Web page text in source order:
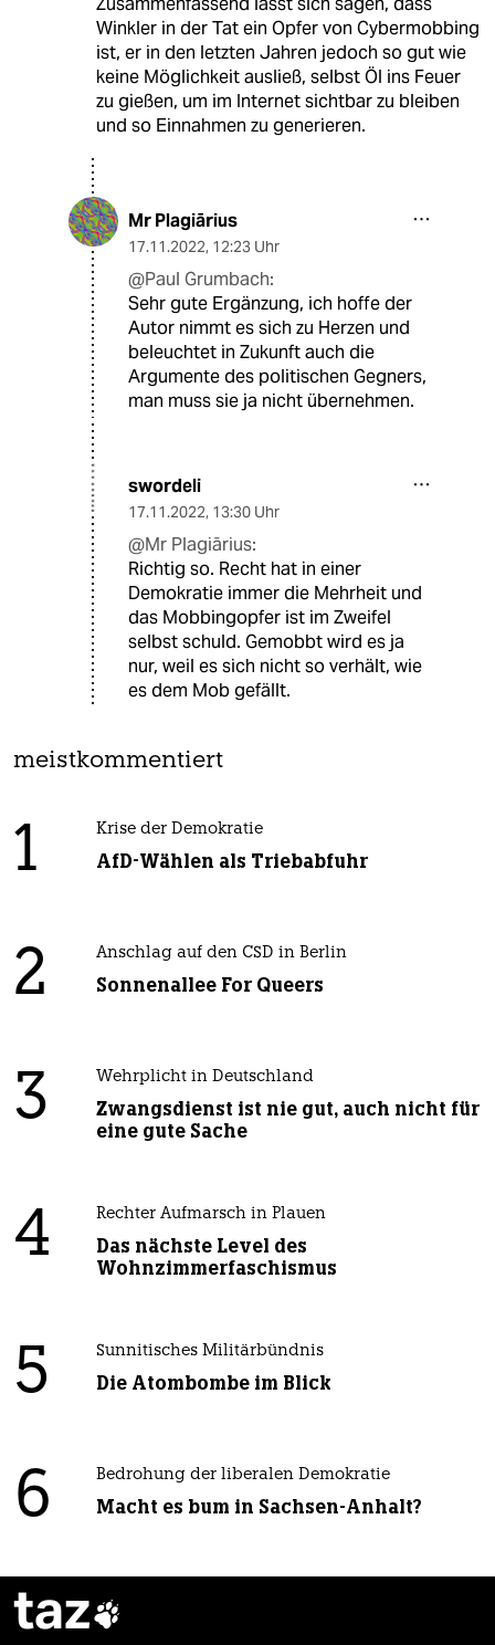
Winkler in der Tat ein Opfer von Cybermobbing
ist, er in den letzten Jahren jedoch so gut wie
keine Möglichkeit ausließ, selbst Öl ins Feuer
zu gießen, um im Internet sichtbar zu bleiben
und so Einnahmen zu generieren.
Mr Plagiārius
17.11.2022, 12:23 Uhr
@Paul Grumbach:
Sehr gute Ergänzung, ich hoffe der
Autor nimmt es sich zu Herzen und
beleuchtet in Zukunft auch die
Argumente des politischen Gegners,
man muss sie ja nicht übernehmen.
swordeli
17.11.2022, 13:30 Uhr
@Mr Plagiārius:
Richtig so. Recht hat in einer
Demokratie immer die Mehrheit und
das Mobbingopfer ist im Zweifel
selbst schuld. Gemobbt wird es ja
nur, weil es sich nicht so verhält, wie
es dem Mob gefällt.
meistkommentiert
1 Krise der Demokratie
AfD-Wählen als Triebabfuhr
2 Anschlag auf den CSD in Berlin
Sonnenallee For Queers
3 Wehrplicht in Deutschland
Zwangsdienst ist nie gut, auch nicht für
eine gute Sache
4 Rechter Aufmarsch in Plauen
Das nächste Level des
Wohnzimmerfaschismus
5 Sunnitisches Militärbündnis
Die Atombombe im Blick
6 Bedrohung der liberalen Demokratie
Macht es bum in Sachsen-Anhalt?
taz